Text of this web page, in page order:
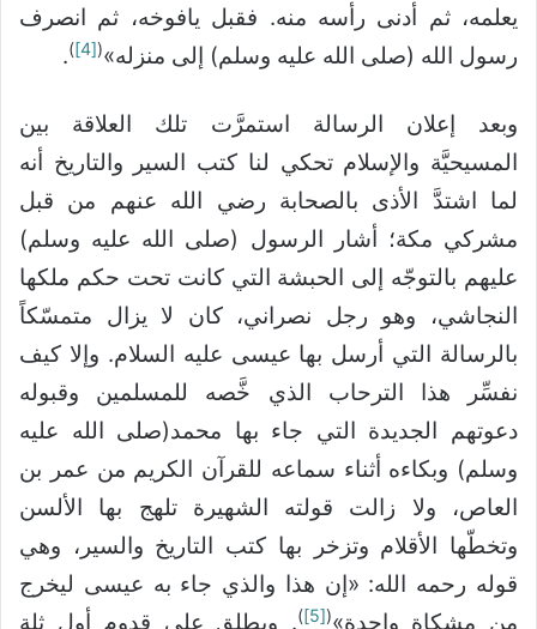
يعلمه، ثم أدنى رأسه منه. فقبل يافوخه، ثم انصرف
رسول الله (صلى الله عليه وسلم) إلى منزله»(
[4]
)
.
وبعد إعلان الرسالة استمرَّت تلك العلاقة بين
المسيحيَّة والإسلام تحكي لنا كتب السير والتاريخ أنه
لما اشتدَّ الأذى بالصحابة رضي الله عنهم من قبل
مشركي مكة؛ أشار الرسول (صلى الله عليه وسلم)
عليهم بالتوجّه إلى الحبشة التي كانت تحت حكم ملكها
النجاشي، وهو رجل نصراني، كان لا يزال متمسّكاً
بالرسالة التي أرسل بها عيسى عليه السلام. وإلا كيف
نفسِّر هذا الترحاب الذي خَّصه للمسلمين وقبوله
دعوتهم الجديدة التي جاء بها محمد(صلى الله عليه
وسلم) وبكاءه أثناء سماعه للقرآن الكريم من عمر بن
العاص، ولا زالت قولته الشهيرة تلهج بها الألسن
وتخطّها الأقلام وتزخر بها كتب التاريخ والسير، وهي
قوله رحمه الله: «إن هذا والذي جاء به عيسى ليخرج
من مشكاة واحدة»(
[5]
). ويطلق على قدوم أول ثلة